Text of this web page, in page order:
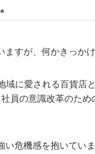
すが、何かきっか
に愛される百貨店
員の意識改革のた
危機感を抱いてい